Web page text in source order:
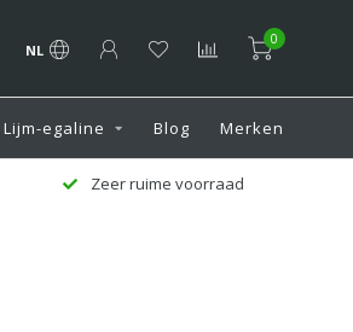
NL
0
Lijm-egaline Blog Merken
Zeer ruime voorraad